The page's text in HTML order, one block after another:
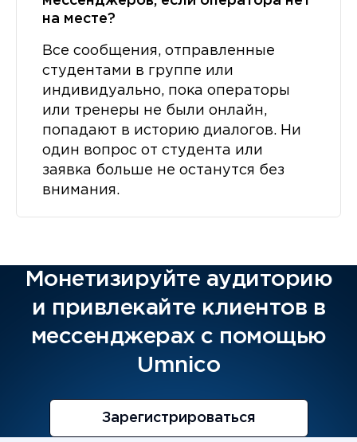
на месте?
Все сообщения, отправленные
студентами в группе или
индивидуально, пока операторы
или тренеры не были онлайн,
попадают в историю диалогов. Ни
один вопрос от студента или
заявка больше не останутся без
внимания.
Монетизируйте аудиторию
и привлекайте клиентов в
мессенджерах с помощью
Umnico
Зарегистрироваться